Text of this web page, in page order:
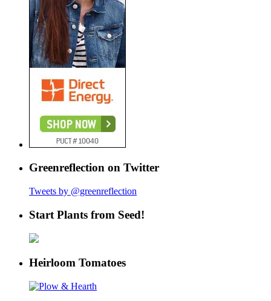
Greenreflection on Twitter
Tweets by @greenreflection
Start Plants from Seed!
Heirloom Tomatoes